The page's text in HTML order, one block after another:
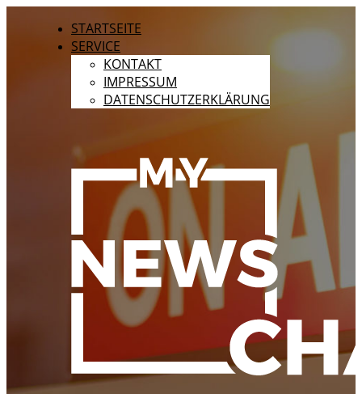
STARTSEITE
SERVICE
KONTAKT
IMPRESSUM
DATENSCHUTZERKLÄRUNG